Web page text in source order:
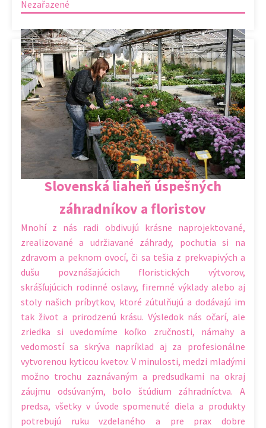
Nezařazené
15.01.2009 | 13:06
Slovenská liaheň úspešných
záhradníkov a floristov
Mnohí z nás radi obdivujú krásne naprojektované,
zrealizované a udržiavané záhrady, pochutia si na
zdravom a peknom ovocí, či sa tešia z prekvapivých a
dušu povznášajúcich floristických výtvorov,
skrášľujúcich rodinné oslavy, firemné výklady alebo aj
stoly našich príbytkov, ktoré zútulňujú a dodávajú im
tak život a prirodzenú krásu. Výsledok nás očarí, ale
zriedka si uvedomíme koľko zručnosti, námahy a
vedomostí sa skrýva napríklad aj za profesionálne
vytvorenou kyticou kvetov. V minulosti, medzi mladými
možno trochu zaznávaným a predsudkami na okraj
záujmu odsúvaným, bolo štúdium záhradníctva. A
predsa, všetky v úvode spomenuté diela a produkty
potrebujú ruku vzdelaného a pre prax dobre